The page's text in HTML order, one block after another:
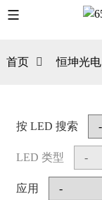
首页 恒坤光电
按 LED 搜索
LED 类型
应用